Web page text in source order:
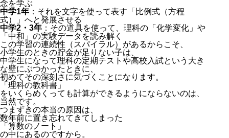
念を学ぶ
中学1年 ：それを文字を使って表す「比例式（方程
式）」へと発展させる
中学2・3年 ：その道具を使って、理科の「化学変化」や
「中和」の実験データを読み解く
この学習の連続性（スパイラル）があるからこそ、
小学生のときの貯金が足りない子は、
中学生になって理科の定期テストや高校入試という大き
な壁にぶつかったときに、
初めてその深刻さに気づくことになります。
「理科の教科書」
をいくらめくっても計算ができるようにならないのは、
当然です。
つまずきの本当の原因は、
数年前に置き忘れてきてしまった
「算数のノート」
の中にあるのですから。